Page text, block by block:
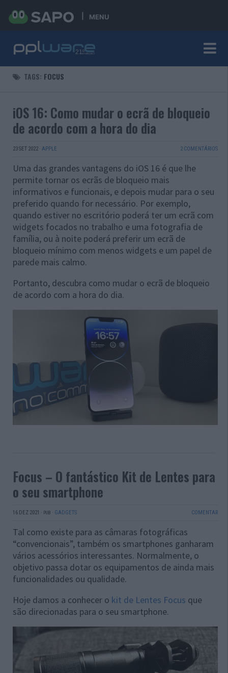
MENU
TAGS: FOCUS
iOS 16: Como mudar o ecrã de bloqueio
de acordo com a hora do dia
23 SET 2022 · APPLE 2 COMENTÁRIOS
Uma das grandes vantagens do iOS 16 é que lhe
permite tornar os ecrãs de bloqueio mais
informativos e funcionais, e depois mudar para o seu
preferido quando for necessário. Por exemplo,
quando estiver no escritório poderá ter um ecrã com
widgets focados no trabalho e uma fotografia de
família, ou à noite poderá preferir um ecrã de
bloqueio mínimo com menos widgets e um papel de
parede mais calmo.
Portanto, descubra como mudar o ecrã de bloqueio
de acordo com a hora do dia.
Focus – O fantástico Kit de Lentes para
o seu smartphone
16 DEZ 2021 · PUB · GADGETS COMENTAR
Tal como existe para as câmaras fotográficas
“convencionais”, também os smartphones ganharam
vários acessórios interessantes. Normalmente, o
objetivo passa dotar os equipamentos de ainda mais
funcionalidades ou qualidade.
Hoje damos a conhecer o kit de Lentes Focus que
são direcionadas para o seu smartphone.